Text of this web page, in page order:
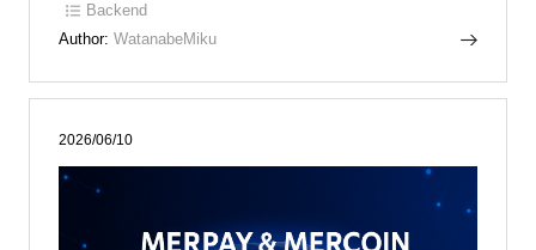
Backend
Author: WatanabeMiku
2026/06/10